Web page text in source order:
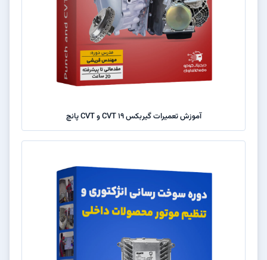
آموزش تعمیرات گیربکس CVT 19 و CVT پانچ